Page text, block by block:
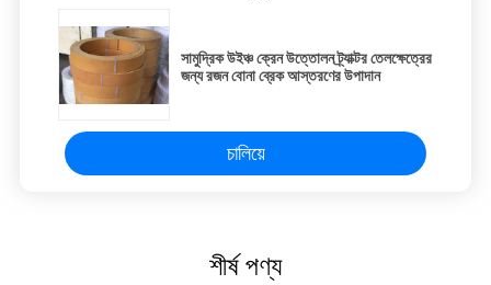
সামুদ্রিক উইঞ্চ ক্রেন উত্তোলন ট্র্যাক্টর তেলক্ষেত্রের
জন্য রজন বোনা ব্রেক আস্তরণের উপাদান
চালিয়ে
শীর্ষ পণ্য